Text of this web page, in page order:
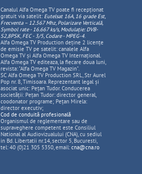
Canalul Alfa Omega TV poate fi recepționat
gratuit via satelit: Eutelsat 16A, 16 grade Est,
Frecventa – 12.567 Mhz, PolarizareVerticală,
Symbol rate - 16.667 ks/s, Modulație: DVB-
S2,8PSK, FEC - 3/5, Codare - MPEG-4.
Alfa Omega TV Production deține 2 licențe
de emisie TV pe satelit: canalele Alfa
Omega TV și Alfa Omega TV Internațional.
Alfa Omega TV editeaza, la fiecare doua luni,
revista: "Alfa Omega TV Magazin".
SC Alfa Omega TV Production SRL, Str Aurel
Pop nr. 8, Timisoara. Reprezentant legal și
asociat unic: Pețan Tudor. Conducerea
societății: Pețan Tudor: director general,
coodonator programe; Pețan Mirela:
director executiv;
Cod de conduită profesională
Organismul de reglementare sau de
supraveghere competent este Consiliul
National al Audiovizualului (CNA), cu sediul
in Bd. Libertatii nr.14, sector 5, Bucuresti,
tel: 40 (0)21 305 5350, email: cna@cna.ro